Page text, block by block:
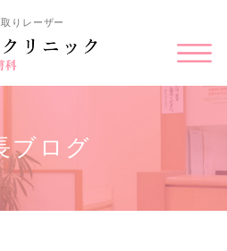
りレーザー
ブログ